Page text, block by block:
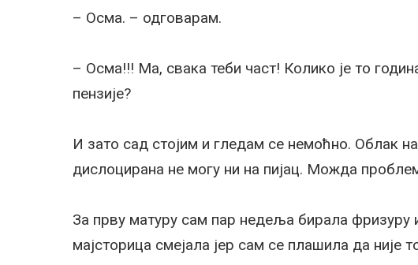
– Осма. – одговарам.
– Осма!!! Ма, свака теби част! Колико је то
пензије?
И зато сад стојим и гледам се немоћно. Облак
дислоцирана не могу ни на пијац. Можда
За прву матуру сам пар недеља бирала фризуру
мајсторица смејала јер сам се плашила да није